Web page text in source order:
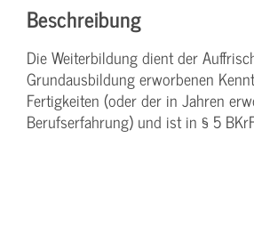
Beschreibung
Die Weiterbildung dient der
Grundausbildung erworbenen
Fertigkeiten (oder der in Jahren
Berufserfahrung) und ist in § 5